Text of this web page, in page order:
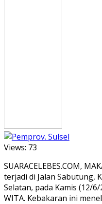
Views: 73
SUARACELEBES.COM,
terjadi di Jalan Sabutung,
Selatan, pada Kamis (12/
WITA. Kebakaran ini